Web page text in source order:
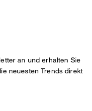
an und erhalten Sie
neuesten Trends direkt